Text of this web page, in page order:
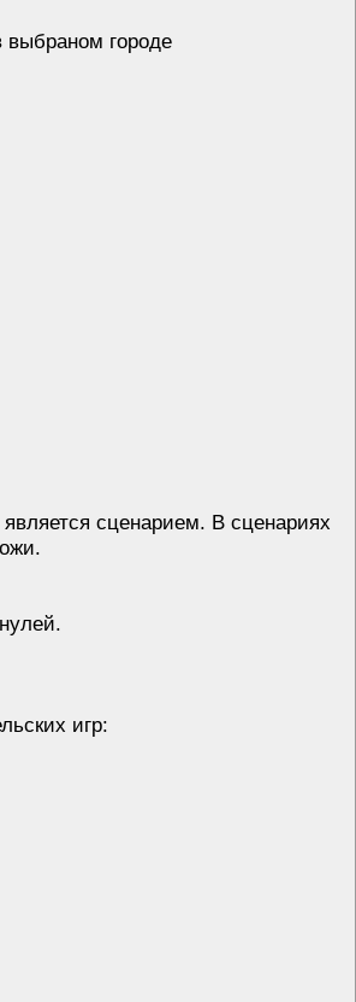
выбраном городе
является сценарием. В сценариях
игр: